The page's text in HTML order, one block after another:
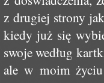
z drugiej strony
kiedy już się
swoje według
ale w moim